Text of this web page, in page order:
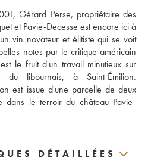
Gérard Perse, propriétaire des
et Pavie-Decesse est encore ici à
vin novateur et élitiste qui se voit
notes par le critique américain
le fruit d'un travail minutieux sur
libournais, à Saint-Émilion.
est issue d'une parcelle de deux
dans le terroir du château Pavie-
DÉTAILLÉES